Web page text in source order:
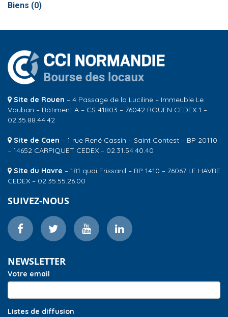
Biens (0)
Site de Rouen – 4 Passage de la Luciline – Immeuble Le
Vauban – Bâtiment A – CS 41803 – 76042 ROUEN CEDEX 1 –
02.35.88.44.42
Site de Caen – 1 rue René Cassin – Saint Contest – BP 20110
– 14652 CARPIQUET CEDEX – 02.31.54.40.40
Site du Havre – 181 quai Frissard – BP 1410 – 76067 LE HAVRE
CEDEX – 02.35.55.26.00
SUIVEZ-NOUS
NEWSLETTER
Votre email
Listes de diffusion